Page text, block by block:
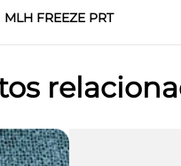
MLH FREEZE PRT